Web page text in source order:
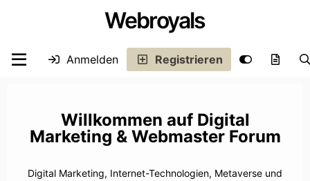
Webroyals
Anmelden Registrieren
Digital
Marketing & Webmaster Forum
Digital Marketing, Internet-Technologien, Metaverse und